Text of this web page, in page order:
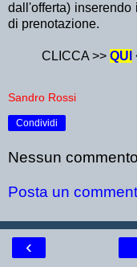
dall'offerta) inserendo
di prenotazione.
CLICCA >> QUI
Sandro Rossi
Condividi
Nessun
Posta un
‹